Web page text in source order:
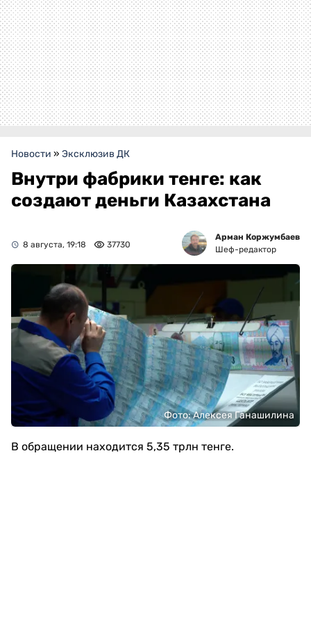
Новости » Эксклюзив ДК
Внутри фабрики тенге: как
создают деньги Казахстана
8 августа, 19:18 37730
Арман Коржумбаев
Шеф-редактор
Фото: Алексея Ганашилина
В обращении находится 5,35 трлн тенге.